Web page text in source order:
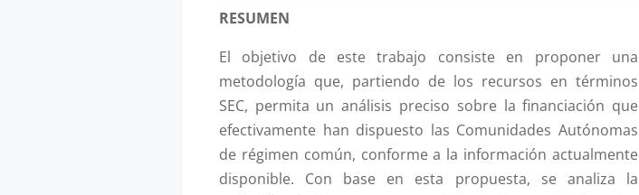
RESUMEN
El objetivo de este trabajo consiste en proponer una
metodología que, partiendo de los recursos en términos
SEC, permita un análisis preciso sobre la financiación que
efectivamente han dispuesto las Comunidades Autónomas
de régimen común, conforme a la información actualmente
disponible. Con base en esta propuesta, se analiza la